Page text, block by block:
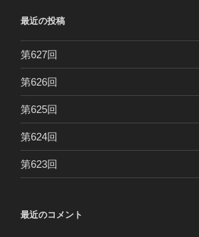
最近の投稿
第627回
第626回
第625回
第624回
第623回
最近のコメント